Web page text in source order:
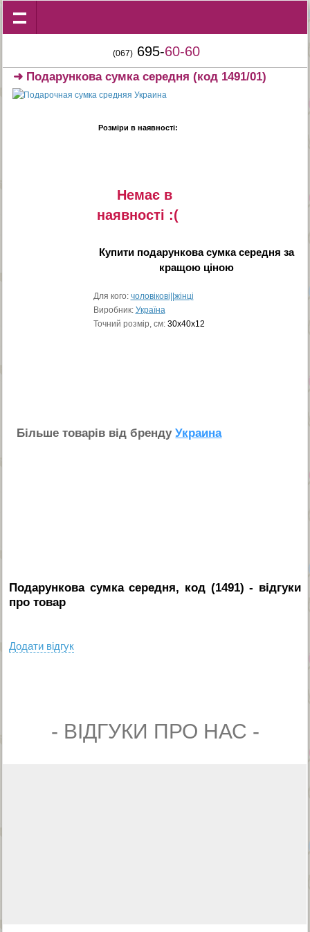
(067) 695-60-60
➜ Подарункова сумка середня (код 1491/01)
Розміри в наявності:
Немає в
наявностi :(
Купити подарункова сумка середня за
кращою ціною
Для кого: чоловікові||жінці
Виробник: Україна
Точний розмір, см: 30x40x12
Бiльше товарiв вiд брендуУкраина
Подарункова сумка середня, код (1491) - вiдгуки
про товар
Додати вiдгук
- ВIДГУКИ ПРО НАС -